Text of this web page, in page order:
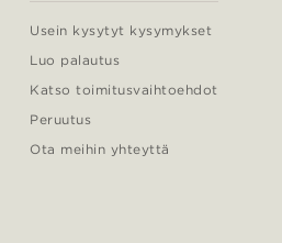
Usein kysytyt kysymykset
Luo palautus
Katso toimitusvaihtoehdot
Peruutus
Ota meihin yhteyttä